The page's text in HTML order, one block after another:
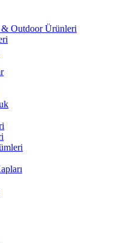
Outdoor Ürünleri